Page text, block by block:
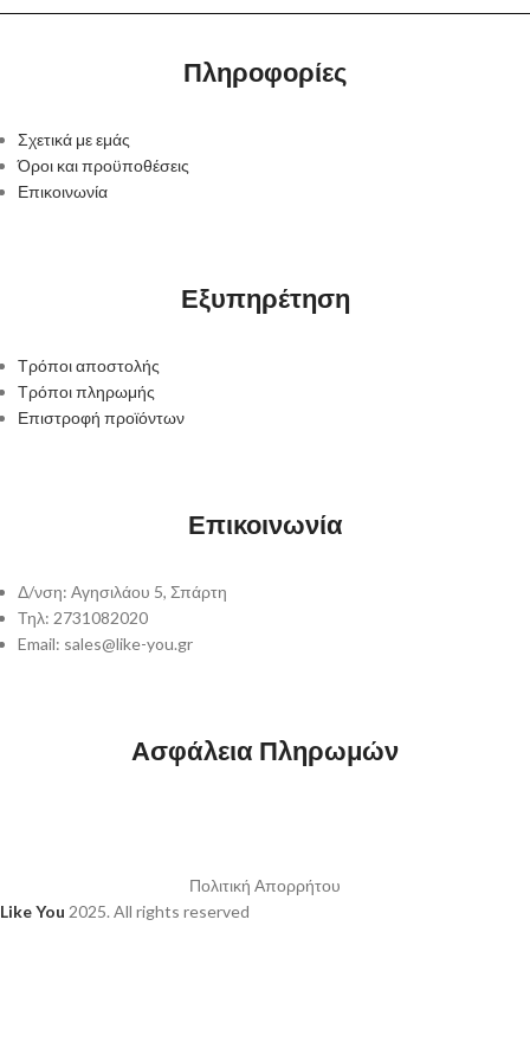
Πληροφορίες
Σχετικά με εμάς
Όροι και προϋποθέσεις
Επικοινωνία
Εξυπηρέτηση
Τρόποι αποστολής
Τρόποι πληρωμής
Επιστροφή προϊόντων
Επικοινωνία
Δ/νση: Αγησιλάου 5, Σπάρτη
Τηλ: 2731082020
Email: sales@like-you.gr
Ασφάλεια Πληρωμών
Πολιτική Απορρήτου
Like You 2025. All rights reserved